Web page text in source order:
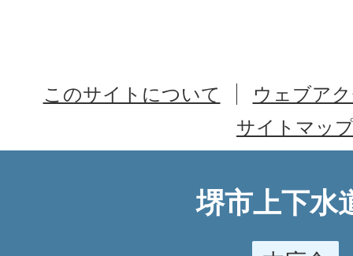
このサイトについて
ウェブア
サイトマッ
堺市上下水